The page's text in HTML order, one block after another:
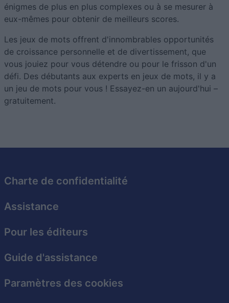
énigmes de plus en plus complexes ou à se mesurer à
eux-mêmes pour obtenir de meilleurs scores.
Les jeux de mots offrent d'innombrables opportunités
de croissance personnelle et de divertissement, que
vous jouiez pour vous détendre ou pour le frisson d'un
défi. Des débutants aux experts en jeux de mots, il y a
un jeu de mots pour vous ! Essayez-en un aujourd'hui –
gratuitement.
Charte de confidentialité
Assistance
Pour les éditeurs
Guide d'assistance
Paramètres des cookies